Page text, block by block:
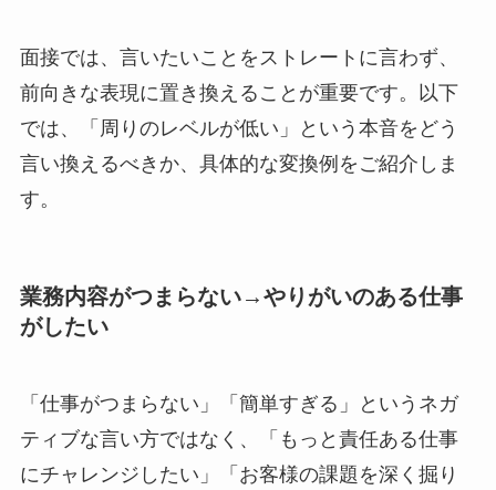
面接では、言いたいことをストレートに言わず、
前向きな表現に置き換えることが重要です。以下
では、「周りのレベルが低い」という本音をどう
言い換えるべきか、具体的な変換例をご紹介しま
す。
業務内容がつまらない→やりがいのある仕事
がしたい
「仕事がつまらない」「簡単すぎる」というネガ
ティブな言い方ではなく、「もっと責任ある仕事
にチャレンジしたい」「お客様の課題を深く掘り